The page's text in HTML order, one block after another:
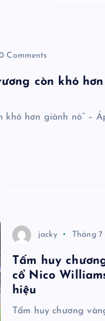
Comments
còn khó
khó hơn giành nó” –
jacky Tháng 7
Tấm huy
cổ Nico
hiệu
Tấm huy chương